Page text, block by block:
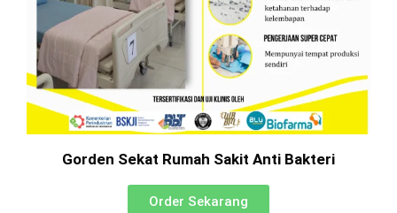
Gorden Sekat Rumah Sakit Anti Bakteri
Order Sekarang